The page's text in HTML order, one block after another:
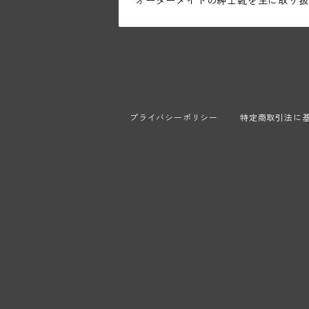
プライバシーポリシー 特定商取引法に